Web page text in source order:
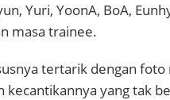
Yuri, YoonA, BoA,
masa trainee.
tertarik dengan foto
kecantikannya yang tak